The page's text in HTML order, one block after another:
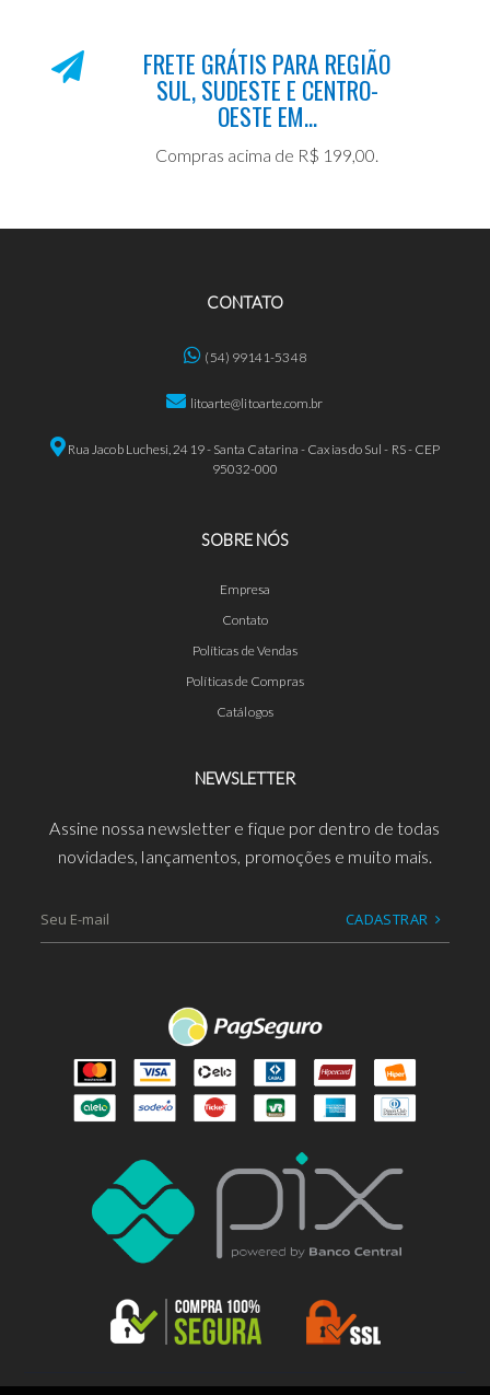
FRETE GRÁTIS PARA REGIÃO
SUL, SUDESTE E CENTRO-
OESTE EM...
Compras acima de R$ 199,00.
CONTATO
(54) 99141-5348
litoarte@litoarte.com.br
Rua Jacob Luchesi, 2419 - Santa Catarina - Caxias do Sul - RS - CEP
95032-000
SOBRE NÓS
Empresa
Contato
Políticas de Vendas
Políticas de Compras
Catálogos
NEWSLETTER
Assine nossa newsletter e fique por dentro de todas
novidades, lançamentos, promoções e muito mais.
CADASTRAR